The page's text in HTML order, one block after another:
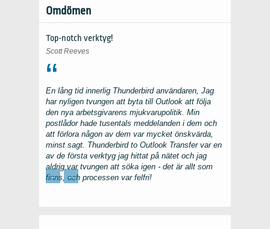
Omdömen
Top-notch verktyg!
Scott Reeves
En lång tid innerlig Thunderbirdanvändaren, Jag
har nyligen tvungen att byta till Outlook att följa
den nya arbetsgivarens mjukvarupolitik. Min
postlådor hade tusentals meddelanden i dem och
att förlora någon av dem var mycket önskvärda,
minst sagt. Thunderbird to Outlook Transfervar en
av de första verktyg jag hittat på nätet och jag
aldrig var tvungen att söka igen - det är allt som
finns, och processen var felfri!
← →